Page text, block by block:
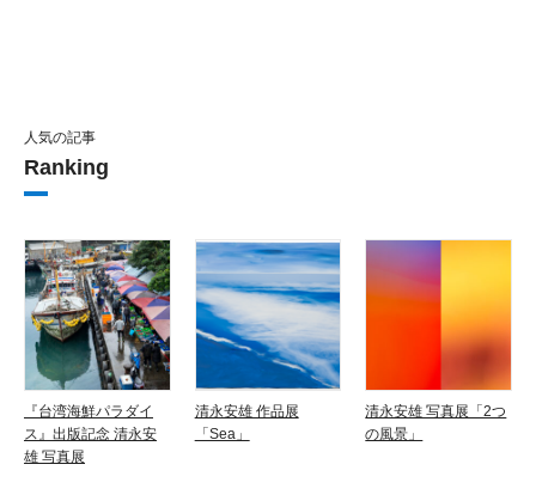
人気の記事
Ranking
『台湾海鮮パラダイ
ス』出版記念 清永安
雄 写真展
清永安雄 作品展
「Sea」
清永安雄 写真展「2つ
の風景」